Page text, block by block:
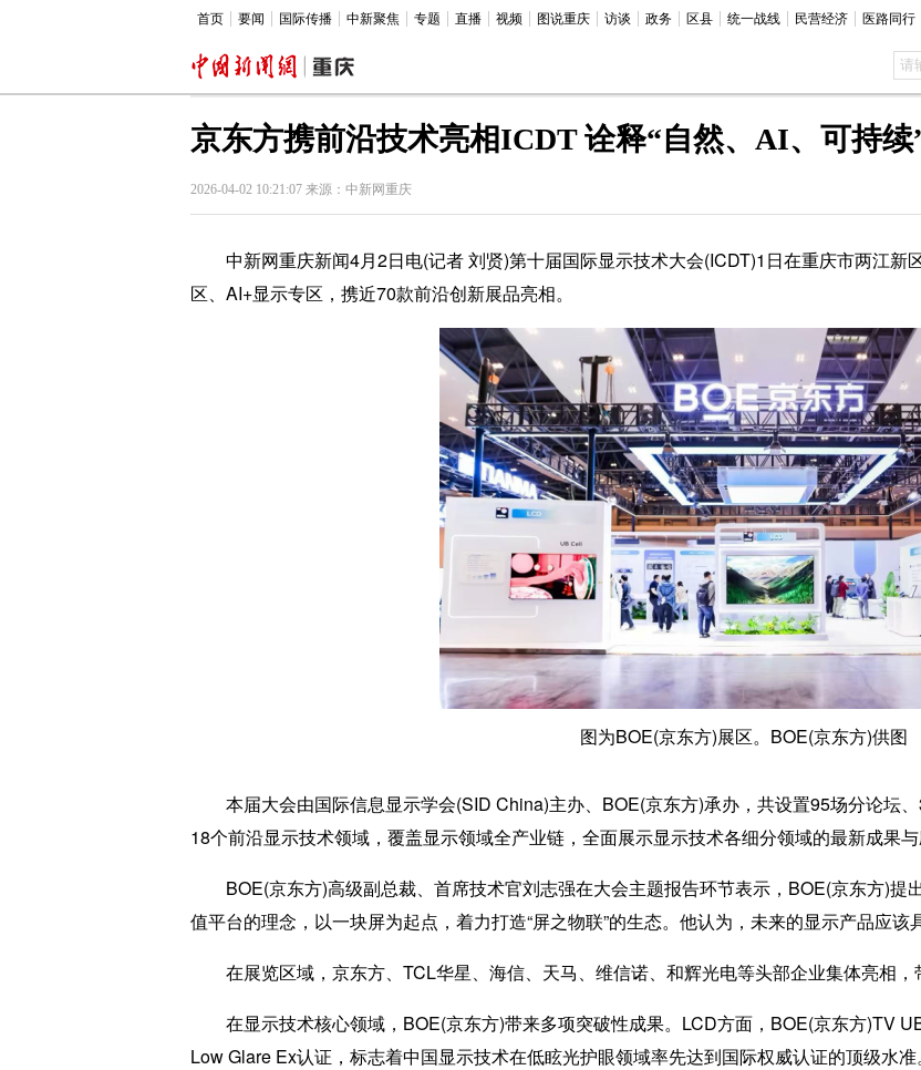
首页 要闻 国际传播 中新聚焦 专题 直播 视频 图说重庆 访谈 政务 区县 统一战线 民营经济 医路同行
京东方携前沿技术亮相ICDT 诠释“自然、AI、可持续
2026-04-02 10:21:07 来源：中新网重庆
中新网重庆新闻4月2日电(记者 刘贤)第十届国际显示技术大会(ICDT)1日在重庆市两江新
区、AI+显示专区，携近70款前沿创新展品亮相。
图为BOE(京东方)展区。BOE(京东方)供图
本届大会由国际信息显示学会(SID China)主办、BOE(京东方)承办，共设置95场分论坛
18个前沿显示技术领域，覆盖显示领域全产业链，全面展示显示技术各细分领域的最新成果与
BOE(京东方)高级副总裁、首席技术官刘志强在大会主题报告环节表示，BOE(京东方)提
值平台的理念，以一块屏为起点，着力打造“屏之物联”的生态。他认为，未来的显示产品应该
在展览区域，京东方、TCL华星、海信、天马、维信诺、和辉光电等头部企业集体亮相，
在显示技术核心领域，BOE(京东方)带来多项突破性成果。LCD方面，BOE(京东方)TV
Low Glare Ex认证，标志着中国显示技术在低眩光护眼领域率先达到国际权威认证的顶级水